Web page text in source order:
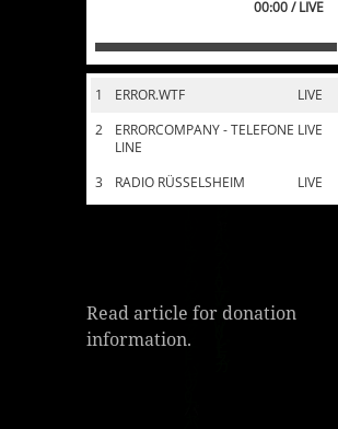
00:00 / LIVE
1 LIVE
ERROR.WTF
2
LIVE
ERRORCOMPANY - TELEFONE
LINE
3
LIVE
RADIO RÜSSELSHEIM
Read article for donation
information.